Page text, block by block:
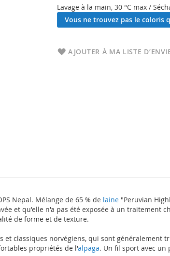
Lavage à la main, 30 °C max /
Vous ne trouvez pas le coloris
AJOUTER À MA LISTE
Nepal. Mélange de 65 % de laine "Peruvian
et qu'elle n'a pas été exposée à un traitement
de forme et de texture.
classiques norvégiens, qui sont généralement
propriétés de l'alpaga. Un fil sport avec un